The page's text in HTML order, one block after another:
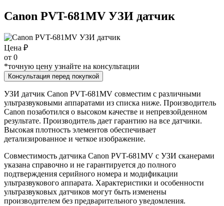
Canon PVT-681MV УЗИ датчик
Цена ₽
от 0
*точную цену узнайте на консультации
Консультация перед покупкой
УЗИ датчик Canon PVT-681MV совместим с различными
ультразвуковыми аппаратами из списка ниже. Производитель
Canon позаботился о высоком качестве и непревзойденном
результате. Производитель дает гарантию на все датчики.
Высокая плотность элементов обеспечивает
детализированное и четкое изображение.
Совместимость датчика Canon PVT-681MV с УЗИ сканерами
указана справочно и не гарантируется до полного
подтверждения серийного номера и модификации
ультразвукового аппарата. Характеристики и особенности
ультразвуковых датчиков могут быть изменены
производителем без предварительного уведомления.